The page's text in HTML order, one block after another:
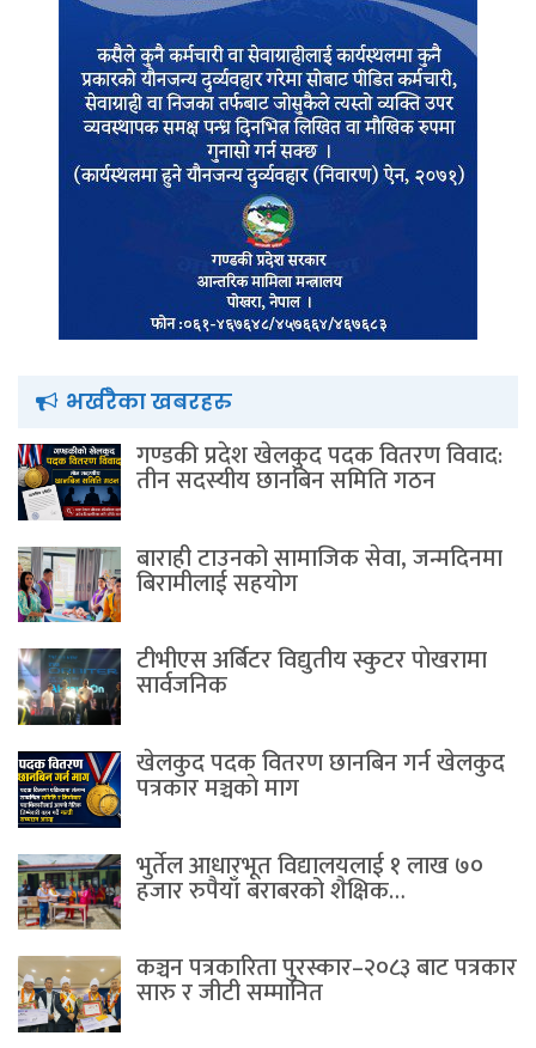
भर्खरैका खबरहरु
गण्डकी प्रदेश खेलकुद पदक वितरण विवाद:
तीन सदस्यीय छानबिन समिति गठन
बाराही टाउनको सामाजिक सेवा, जन्मदिनमा
बिरामीलाई सहयोग
टीभीएस अर्बिटर विद्युतीय स्कुटर पाेखरामा
सार्वजनिक
खेलकुद पदक वितरण छानबिन गर्न खेलकुद
पत्रकार मञ्चकाे माग
भुर्तेल आधारभूत विद्यालयलाई १ लाख ७०
हजार रुपैयाँ बराबरको शैक्षिक…
कञ्चन पत्रकारिता पुरस्कार–२०८३ बाट पत्रकार
सारु र जीटी सम्मानित